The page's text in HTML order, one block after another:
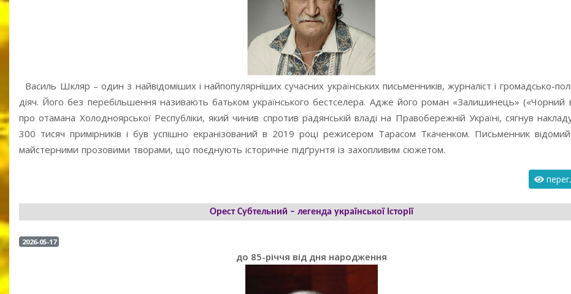
Василь Шкляр – один з найвідоміших і найпопулярніших сучасних українських письменників, журналіст і громадсько-
діяч. Його без перебільшення називають батьком українського бестселера. Адже його роман «Залишинець» («Чорний
про отамана Холодноярської Республіки, який чинив спротив радянській владі на Правобережній Україні, сягнув
300 тисяч примірників і був успішно екранізований в 2019 році режисером Тарасом Ткаченком. Письменник
майстерними прозовими творами, що поєднують історичне підґрунтя із захопливим сюжетом.
Орест Субтельний – легенда української історії
2026-05-17
до 85-річчя від дня народження